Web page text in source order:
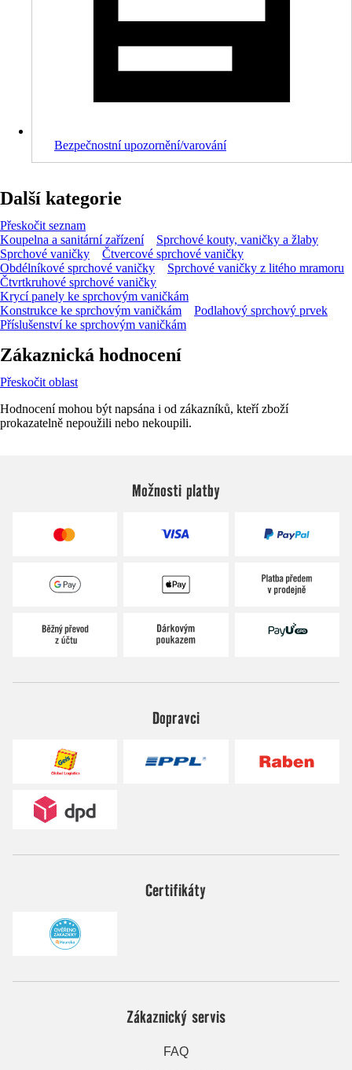
Bezpečnostní upozornění/varování
Další kategorie
Přeskočit seznam
Koupelna a sanitární zařízení
Sprchové kouty, vaničky a žlaby
Sprchové vaničky
Čtvercové sprchové vaničky
Obdélníkové sprchové vaničky
Sprchové vaničky z litého mramoru
Čtvrtkruhové sprchové vaničky
Krycí panely ke sprchovým vaničkám
Konstrukce ke sprchovým vaničkám
Podlahový sprchový prvek
Příslušenství ke sprchovým vaničkám
Zákaznická hodnocení
Přeskočit oblast
Hodnocení mohou být napsána i od zákazníků, kteří zboží
prokazatelně nepoužili nebo nekoupili.
Možnosti platby
Dopravci
Certifikáty
Zákaznický servis
FAQ